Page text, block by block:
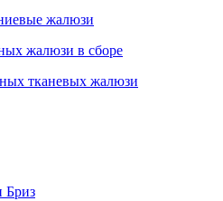
жалюзи
жалюзи в сборе
тканевых жалюзи
Бриз